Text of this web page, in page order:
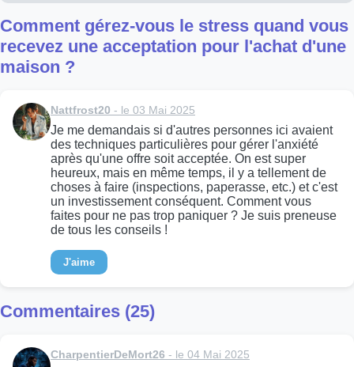
Comment gérez-vous le stress quand vous
recevez une acceptation pour l'achat d'une
maison ?
Nattfrost20 - le 03 Mai 2025
Je me demandais si d'autres personnes ici avaient
des techniques particulières pour gérer l'anxiété
après qu'une offre soit acceptée. On est super
heureux, mais en même temps, il y a tellement de
choses à faire (inspections, paperasse, etc.) et c'est
un investissement conséquent. Comment vous
faites pour ne pas trop paniquer ? Je suis preneuse
de tous les conseils !
J'aime
Commentaires (25)
CharpentierDeMort26 - le 04 Mai 2025